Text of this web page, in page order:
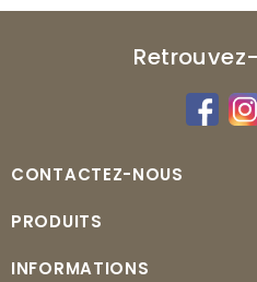
CONTACTEZ-NOUS
PRODUITS
INFORMATIONS